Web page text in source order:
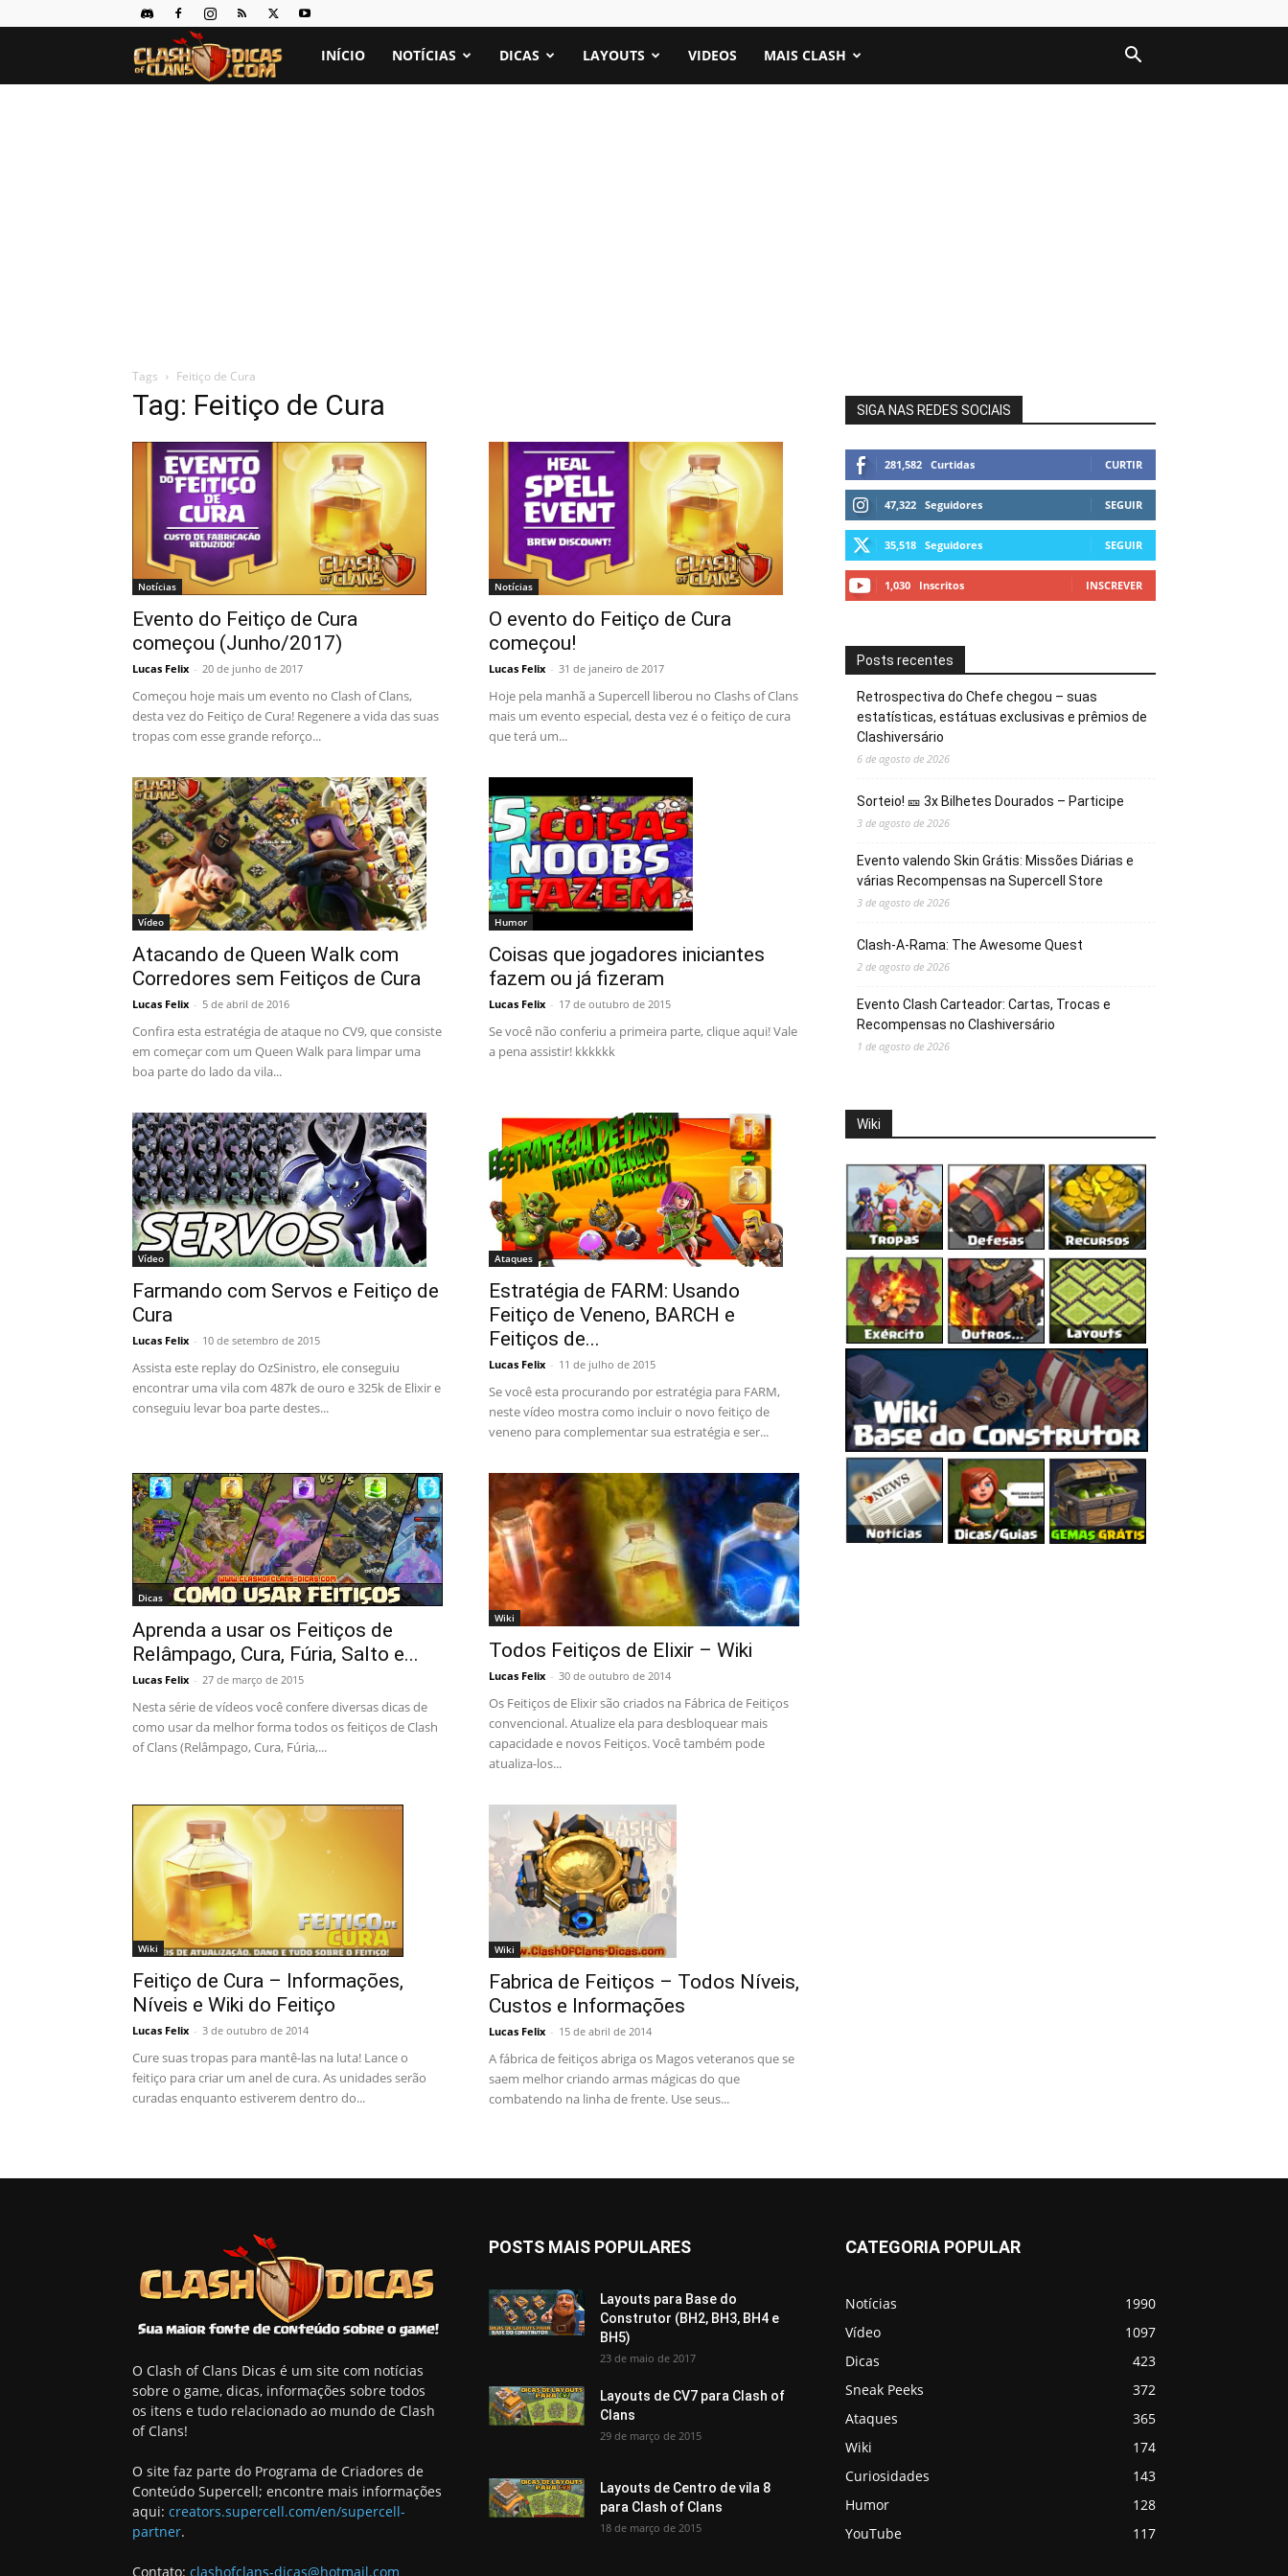
Clash
INÍCIO NOTÍCIAS DICAS LAYOUTS VIDEOS MAIS CLASH
Tags Feitiço de Cura
Tag: Feitiço de Cura
Notícias
Evento do Feitiço de Cura
começou (Junho/2017)
Lucas Felix - 20 de junho de 2017
Começou hoje mais um evento no Clash of Clans,
desta vez do Feitiço de Cura! Regenere a vida das suas
tropas com esse grande reforço...
Notícias
O evento do Feitiço de Cura
começou!
Lucas Felix - 31 de janeiro de 2017
Hoje pela manhã a Supercell liberou no Clashs of Clans
mais um evento especial, desta vez é o feitiço de cura
que terá um...
Vídeo
Atacando de Queen Walk com
Corredores sem Feitiços de Cura
Lucas Felix - 5 de abril de 2016
Confira esta estratégia de ataque no CV9, que consiste
em começar com um Queen Walk para limpar uma
boa parte do lado da vila...
Humor
Coisas que jogadores iniciantes
fazem ou já fizeram
Lucas Felix - 17 de outubro de 2015
Se você não conferiu a primeira parte, clique aqui! Vale
a pena assistir! kkkkkk
Vídeo
Farmando com Servos e Feitiço de
Cura
Lucas Felix - 10 de setembro de 2015
Assista este replay do OzSinistro, ele conseguiu
encontrar uma vila com 487k de ouro e 325k de Elixir e
conseguiu levar boa parte destes...
Ataques
Estratégia de FARM: Usando
Feitiço de Veneno, BARCH e
Feitiços de...
Lucas Felix - 11 de julho de 2015
Se você esta procurando por estratégia para FARM,
neste vídeo mostra como incluir o novo feitiço de
veneno para complementar sua estratégia e ser...
Dicas
Aprenda a usar os Feitiços de
Relâmpago, Cura, Fúria, Salto e...
Lucas Felix - 27 de março de 2015
Nesta série de vídeos você confere diversas dicas de
como usar da melhor forma todos os feitiços de Clash
of Clans (Relâmpago, Cura, Fúria,...
Wiki
Todos Feitiços de Elixir – Wiki
Lucas Felix - 30 de outubro de 2014
Os Feitiços de Elixir são criados na Fábrica de Feitiços
convencional. Atualize ela para desbloquear mais
capacidade e novos Feitiços. Você também pode
atualiza-los...
Wiki
Feitiço de Cura – Informações,
Níveis e Wiki do Feitiço
Lucas Felix - 3 de outubro de 2014
Cure suas tropas para mantê-las na luta! Lance o
feitiço para criar um anel de cura. As unidades serão
curadas enquanto estiverem dentro do...
Wiki
Fabrica de Feitiços – Todos Níveis,
Custos e Informações
Lucas Felix - 15 de abril de 2014
A fábrica de feitiços abriga os Magos veteranos que se
saem melhor criando armas mágicas do que
combatendo na linha de frente. Use seus...
SIGA NAS REDES SOCIAIS
281,582 Curtidas CURTIR
47,322 Seguidores SEGUIR
35,518 Seguidores SEGUIR
1,030 Inscritos INSCREVER
Posts recentes
Retrospectiva do Chefe chegou – suas
estatísticas, estátuas exclusivas e prêmios de
Clashiversário
6 de agosto de 2026
Sorteio! 🎫 3x Bilhetes Dourados – Participe
3 de agosto de 2026
Evento valendo Skin Grátis: Missões Diárias e
várias Recompensas na Supercell Store
3 de agosto de 2026
Clash-A-Rama: The Awesome Quest
2 de agosto de 2026
Evento Clash Carteador: Cartas, Trocas e
Recompensas no Clashiversário
1 de agosto de 2026
Wiki
O Clash of Clans Dicas é um site com notícias
sobre o game, dicas, informações sobre todos
os itens e tudo relacionado ao mundo de Clash
of Clans!
O site faz parte do Programa de Criadores de
Conteúdo Supercell; encontre mais informações
aqui: creators.supercell.com/en/supercell-
partner.
Contato: clashofclans-dicas@hotmail.com
POSTS MAIS POPULARES
Layouts para Base do
Construtor (BH2, BH3, BH4 e
BH5)
23 de maio de 2017
Layouts de CV7 para Clash of
Clans
29 de março de 2015
Layouts de Centro de vila 8
para Clash of Clans
18 de março de 2015
CATEGORIA POPULAR
Notícias
1990
Vídeo
1097
Dicas
423
Sneak Peeks
372
Ataques
365
Wiki
174
Curiosidades
143
Humor
128
YouTube
117